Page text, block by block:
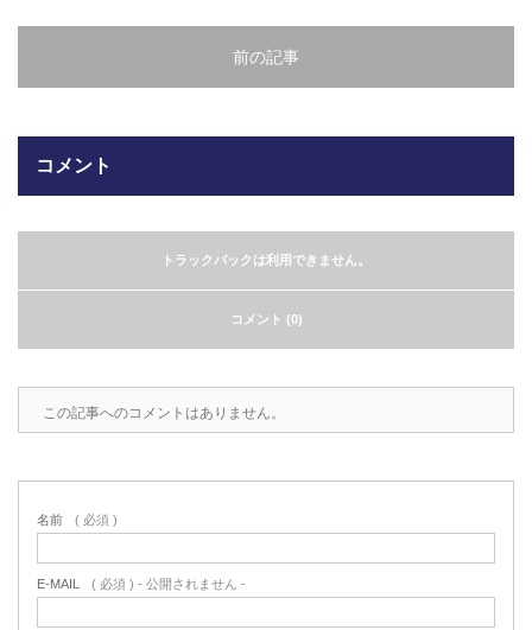
前の記事
コメント
トラックバックは利用できません。
コメント (0)
この記事へのコメントはありません。
名前 ( 必須 )
E-MAIL ( 必須 ) - 公開されません -
カビこんばいカタログ（PDF）
ガラスクロスHT-FLカタログ（PDF）
お問合わせ
MFテープ剥離試験①内容機材SUS304
を固定し、テスト機材を引張り試験機
今、結露、湿気などの問い合わせが増
が、冷蔵庫、…
印刷塗工工程で溶剤系塗料をご使用の
が発生する…